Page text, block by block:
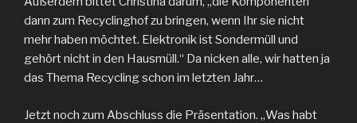
dann zum Recyclinghof zu bringen, wenn Ihr sie nicht
mehr haben möchtet. Elektronik ist Sondermüll und
gehört nicht in den Hausmüll.“ Da nicken alle, wir hatten ja
das Thema Recycling schon im letzten Jahr…
Jetzt noch zum Abschluss die Präsentation. „Was habt